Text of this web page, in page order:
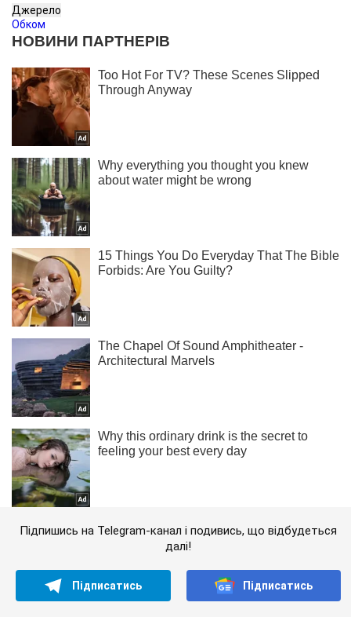
Джерело
Обком
Підпишись на Telegram-канал і подивись, що відбудеться
далі!
Підписатись Підписатись